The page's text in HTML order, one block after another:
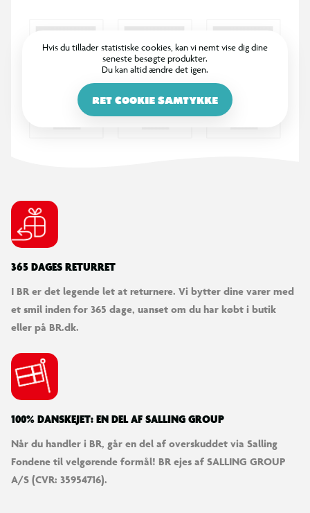
Hvis du tillader statistiske cookies, kan vi nemt vise dig dine
seneste besøgte produkter.
Du kan altid ændre det igen.
RET COOKIE SAMTYKKE
365 DAGES RETURRET
I BR er det legende let at returnere. Vi bytter dine varer med
et smil inden for 365 dage, uanset om du har købt i butik
eller på BR.dk.
100% DANSKEJET: EN DEL AF SALLING GROUP
Når du handler i BR, går en del af overskuddet via Salling
Fondene til velgørende formål! BR ejes af SALLING GROUP
A/S (CVR: 35954716).